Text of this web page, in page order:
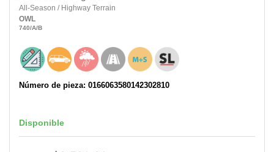
All-Season / Highway Terrain
OWL
740/A/B
Número de pieza: 0166063580142302810
Disponible